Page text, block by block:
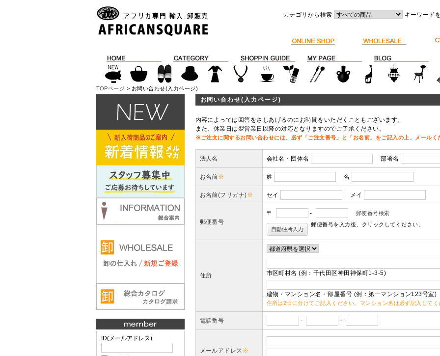
カテゴリから検索 キーワード
TOPページ > お問い合わせ(入力ページ)
ID(メールアドレス)
お問い合わせ(入力ページ)
内容によっては回答をさしあげるのにお時間をいただくこともございます。
また、休業日は翌営業日以降の対応となりますのでご了承ください。
※ご注文に関するお問い合わせには、必ず「ご注文番号」と「お名前」をご記入の上、メール
法人名 会社名・団体名 部署名
お名前※ 姓 名
お名前(フリガナ)※ セイ メイ
郵便番号
〒 -
郵便番号検索
郵便番号を入力後、クリックしてください。
住所 市区町村名 (例：千代田区神田神保町1-3-5)
建物・マンション名・部屋番号 (例：第一マンション123号室)
住所は2つに分けてご記入ください。マンション名は必ず記入してく
電話番号 - -
メールアドレス ※